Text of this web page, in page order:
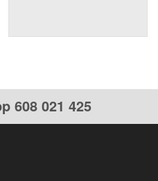
608 021 425